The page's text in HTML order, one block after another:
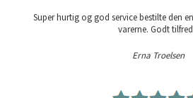
Super hurtig og god service bestilte den
varerne. Godt
Erna Troelsen